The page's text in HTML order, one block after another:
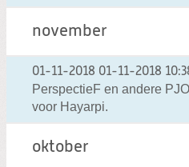
november
01-11-2018 01-11-2018
PerspectieF en andere
voor Hayarpi.
oktober